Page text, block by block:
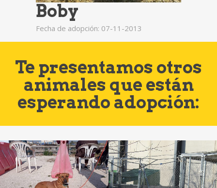
Boby
Fecha de adopción: 07-11-2013
Te presentamos otros
animales que están
esperando adopción: